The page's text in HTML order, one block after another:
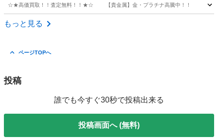
☆★高価買取！！査定無料！！★☆ 【貴金属】金・プラチナ高騰中
群馬 前橋市
もっと見る
ページTOPへ
投稿
誰でも今すぐ30秒で投稿出来る
投稿画面へ (無料)